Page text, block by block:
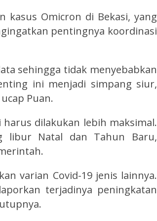
kasus Omicron di Bekasi, yang
pentingnya koordinasi
sehingga tidak menyebabkan
ini menjadi simpang siur,
Puan.
dilakukan lebih maksimal.
libur Natal dan Tahun Baru,
varian Covid-19 jenis lainnya.
terjadinya peningkatan